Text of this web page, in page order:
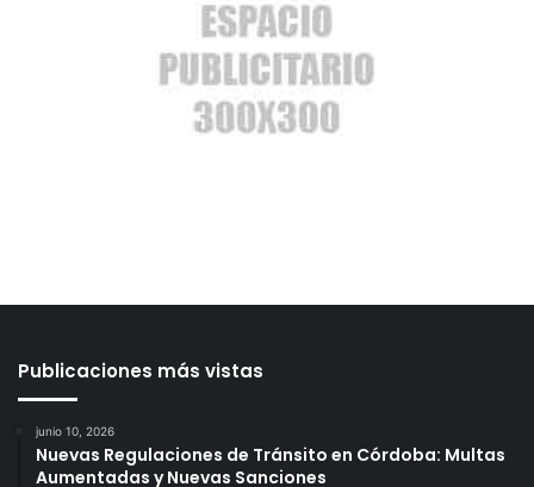
Publicaciones más vistas
junio 10, 2026
Nuevas Regulaciones de Tránsito en Córdoba: Multas
Aumentadas y Nuevas Sanciones